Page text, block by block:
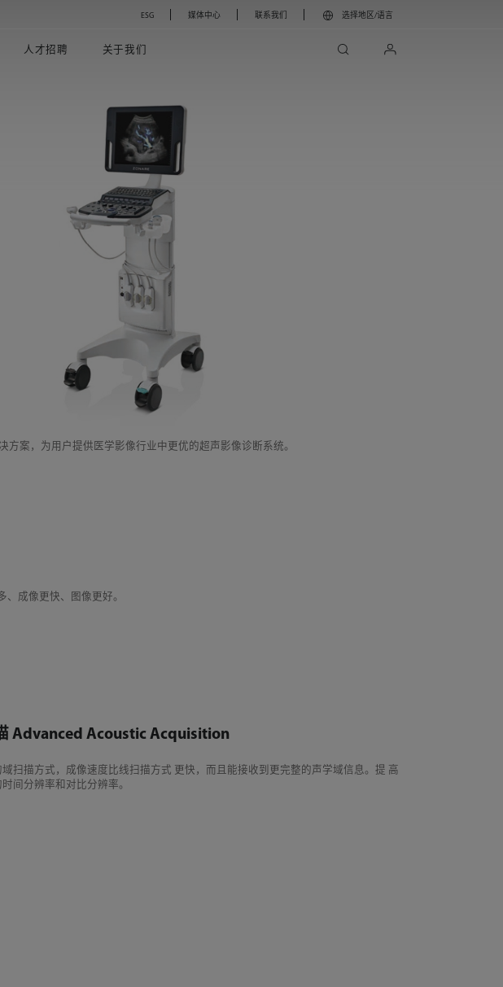
人才招聘 关于我们
ESG 媒体中心 联系我们 选择地区/语言
案，为用户提供医学影像行业中更优的超声影像诊断系统。
、成像更快、图像更好。
Advanced Acoustic Acquisition
域扫描方式，成像速度比线扫描方式 更快，而且能接收到更完整的声学域信息。提 高
时间分辨率和对比分辨率。